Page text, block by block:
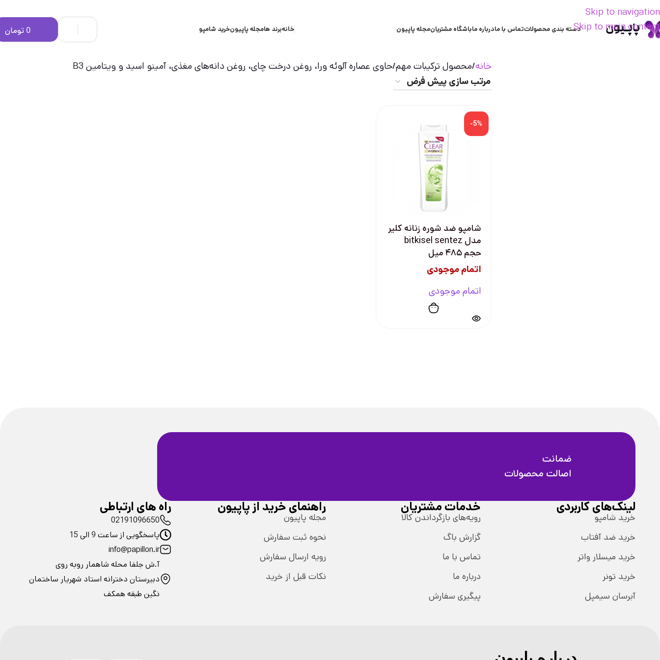
Skip to navigation
Skip to main contentدسته بندی محصولاتتماس با مادرباره ماباشگاه مشتریانمجله پاپیون خانهبرند هامجله پاپیونخرید شامپو 0 تومان
خانه محصول ترکیبات مهم حاوی عصاره آلوئه ورا، روغن درخت چای، روغن دانه‌های مغذی، آمینو اسید و ویتامین B3
-5%
شامپو ضد شوره زنانه کلیر
مدل bitkisel sentez
حجم ۴۸۵ میل
اتمام موجودی
اتمام موجودی
ضمانت
اصالت محصولات
لینک‌های کاربردی
خرید شامپو
خرید ضد آفتاب
خرید میسلار واتر
خرید تونر
آبرسان سیمپل
خدمات مشتریان
رویه‌های بازگرداندن کالا
گزارش باگ
تماس با ما
درباره ما
پیگیری سفارش
راهنمای خرید از پاپیون
مجله پاپیون
نحوه ثبت سفارش
رویه ارسال سفارش
نکات قبل از خرید
راه های ارتباطی
02191096650
پاسخگویی از ساعت 9 الی 15
info@papillon.ir
آ.ش جلفا محله شاهمار روبه روی
دبیرستان دخترانه استاد شهریار ساختمان
نگین طبقه همکف